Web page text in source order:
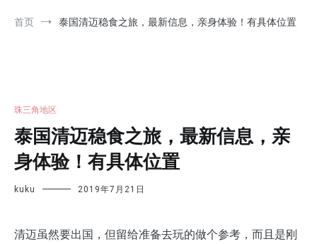
首页 泰国清迈稳食之旅，最新信息，亲身体验！有具体位置
珠三角地区
泰国清迈稳食之旅，最新信息，亲
身体验！有具体位置
kuku 2019年7月21日
清迈虽然要出国，但留给准备去玩的做个参考，而且是刚